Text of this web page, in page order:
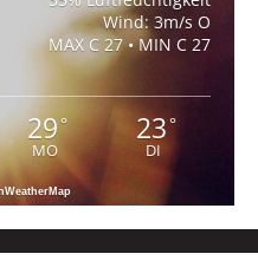
Wind: 3m/s O
MAX C 27 • MIN C 27
29°
MO
23°
DI